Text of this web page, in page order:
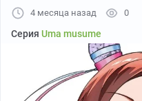
4 месяца назад 0
Серия Uma musume